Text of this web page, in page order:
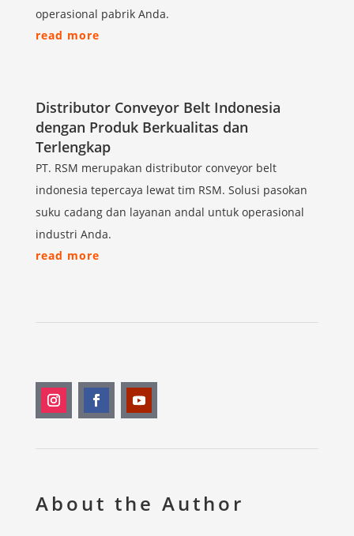
operasional pabrik Anda.
read more
Distributor Conveyor Belt Indonesia
dengan Produk Berkualitas dan
Terlengkap
PT. RSM merupakan distributor conveyor belt
indonesia tepercaya lewat tim RSM. Solusi pasokan
suku cadang dan layanan andal untuk operasional
industri Anda.
read more
About the Author